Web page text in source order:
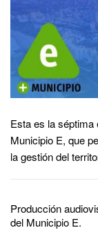
Esta es la séptima
Municipio E, que
la gestión del
Producción
del Municipio E.